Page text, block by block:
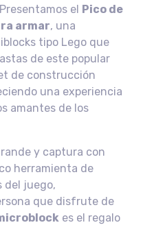
el Pico de
armar, una
tipo Lego que
de este popular
de construcción
una experiencia
amantes de los
y captura con
herramienta de
del juego,
que disfrute de
es el regalo